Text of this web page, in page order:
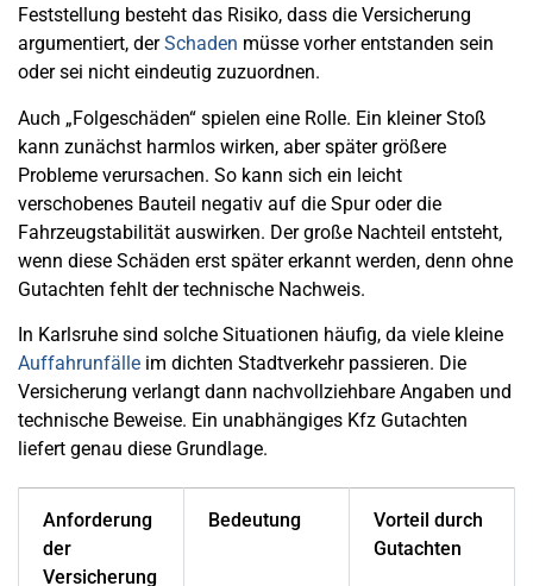
Feststellung besteht das Risiko, dass die Versicherung
argumentiert, derSchaden müsse vorher entstanden sein
oder sei nicht eindeutig zuzuordnen.
Auch „Folgeschäden“ spielen eine Rolle. Ein kleiner Stoß
kann zunächst harmlos wirken, aber später größere
Probleme verursachen. So kann sich ein leicht
verschobenes Bauteil negativ auf die Spur oder die
Fahrzeugstabilität auswirken. Der große Nachteil entsteht,
wenn diese Schäden erst später erkannt werden, denn ohne
Gutachten fehlt der technische Nachweis.
In Karlsruhe sind solche Situationen häufig, da viele kleine
Auffahrunfälle im dichten Stadtverkehr passieren. Die
Versicherung verlangt dann nachvollziehbare Angaben und
technische Beweise. Ein unabhängiges Kfz Gutachten
liefert genau diese Grundlage.
Anforderung
der
Versicherung
Bedeutung
Vorteil durch
Gutachten